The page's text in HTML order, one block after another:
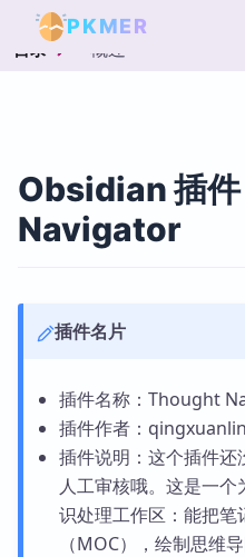
PKMER
目录 概述
Obsidian 插
Navigator
插件名片
插件名称：Thought
插件作者：
插件说明：这个插件
人工审核哦。这是一
识处理工作区：能把笔
（MOC），绘制思维